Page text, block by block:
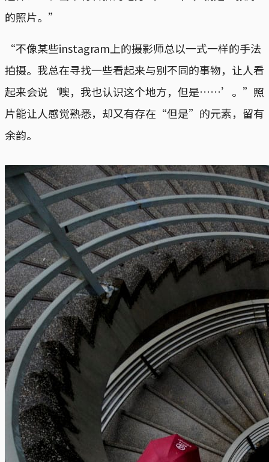
的照片。”
“不像某些instagram上的摄影师总以一式一样的手法
拍摄。我总在寻找一些看起来与别不同的事物，让人看
起来会说‘噢，我也认识这个地方，但是……’。”照
片能让人感觉熟悉，却又有存在“但是”的元素，留有
余韵。